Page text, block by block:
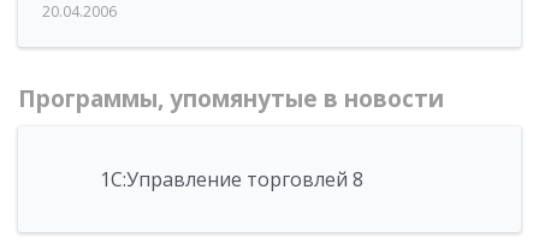
20.04.2006
Программы, упомянутые в новости
1С:Управление торговлей 8